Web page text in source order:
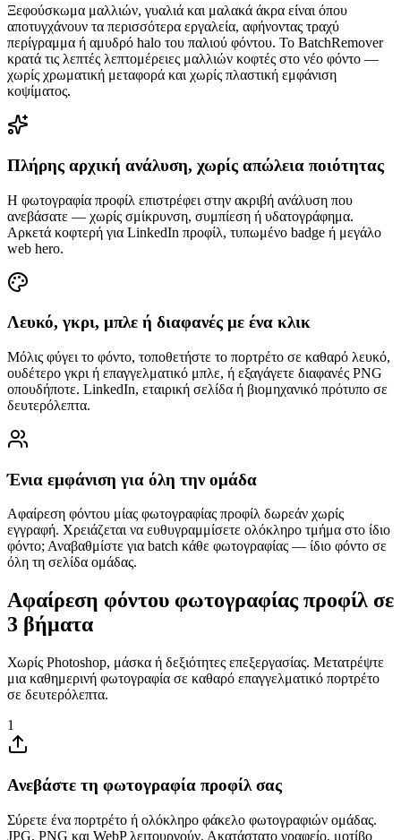
Ξεφούσκωμα μαλλιών, γυαλιά και μαλακά άκρα είναι όπου
αποτυγχάνουν τα περισσότερα εργαλεία, αφήνοντας τραχύ
περίγραμμα ή αμυδρό halo του παλιού φόντου. Το BatchRemover
κρατά τις λεπτές λεπτομέρειες μαλλιών κοφτές στο νέο φόντο —
χωρίς χρωματική μεταφορά και χωρίς πλαστική εμφάνιση
κοψίματος.
Πλήρης αρχική ανάλυση, χωρίς απώλεια ποιότητας
Η φωτογραφία προφίλ επιστρέφει στην ακριβή ανάλυση που
ανεβάσατε — χωρίς σμίκρυνση, συμπίεση ή υδατογράφημα.
Αρκετά κοφτερή για LinkedIn προφίλ, τυπωμένο badge ή μεγάλο
web hero.
Λευκό, γκρι, μπλε ή διαφανές με ένα κλικ
Μόλις φύγει το φόντο, τοποθετήστε το πορτρέτο σε καθαρό λευκό,
ουδέτερο γκρι ή επαγγελματικό μπλε, ή εξαγάγετε διαφανές PNG
οπουδήποτε. LinkedIn, εταιρική σελίδα ή βιομηχανικό πρότυπο σε
δευτερόλεπτα.
Ένια εμφάνιση για όλη την ομάδα
Αφαίρεση φόντου μίας φωτογραφίας προφίλ δωρεάν χωρίς
εγγραφή. Χρειάζεται να ευθυγραμμίσετε ολόκληρο τμήμα στο ίδιο
φόντο; Αναβαθμίστε για batch κάθε φωτογραφίας — ίδιο φόντο σε
όλη τη σελίδα ομάδας.
Αφαίρεση φόντου φωτογραφίας προφίλ σε
3 βήματα
Χωρίς Photoshop, μάσκα ή δεξιότητες επεξεργασίας. Μετατρέψτε
μια καθημερινή φωτογραφία σε καθαρό επαγγελματικό πορτρέτο
σε δευτερόλεπτα.
1
Ανεβάστε τη φωτογραφία προφίλ σας
Σύρετε ένα πορτρέτο ή ολόκληρο φάκελο φωτογραφιών ομάδας.
JPG, PNG και WebP λειτουργούν. Ακατάστατο γραφείο, μοτίβο